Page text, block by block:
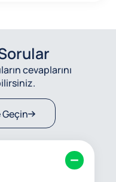
cevaplarını